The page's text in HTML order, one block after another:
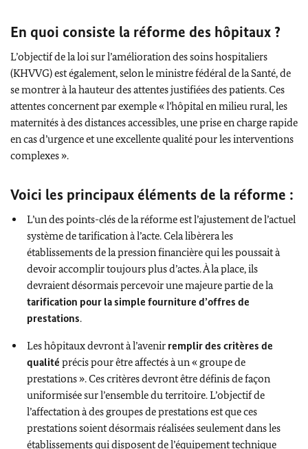
En quoi consiste la réforme des hôpitaux ?
L’objectif de la loi sur l’amélioration des soins hospitaliers
(KHVVG) est également, selon le ministre fédéral de la Santé, de
se montrer à la hauteur des attentes justifiées des patients.Ces
attentes concernent par exemple « l’hôpital en milieu rural, les
maternités à des distances accessibles, une prise en charge rapide
en cas d’urgence et une excellente qualité pour les interventions
complexes ».
Voici les principaux éléments de la réforme :
L’un des points-clés de la réforme est l’ajustement de l’actuel
système de tarification à l’acte. Cela libèrera les
établissements de la pression financière qui les poussait à
devoir accomplir toujours plus d’actes. À la place, ils
devraient désormais percevoir une majeure partie de la
tarification pour la simple fourniture d’offres de
prestations.
Les hôpitaux devront à l’avenir remplir des critères de
qualité précis pour être affectés à un « groupe de
prestations ». Ces critères devront être définis de façon
uniformisée sur l’ensemble du territoire. L’objectif de
l’affectation à des groupes de prestations est que ces
prestations soient désormais réalisées seulement dans les
établissements qui disposent de l’équipement technique